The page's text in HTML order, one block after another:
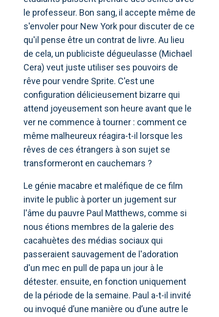
le professeur. Bon sang, il accepte même de
s'envoler pour New York pour discuter de ce
qu'il pense être un contrat de livre. Au lieu
de cela, un publiciste dégueulasse (Michael
Cera) veut juste utiliser ses pouvoirs de
rêve pour vendre Sprite. C'est une
configuration délicieusement bizarre qui
attend joyeusement son heure avant que le
ver ne commence à tourner : comment ce
même malheureux réagira-t-il lorsque les
rêves de ces étrangers à son sujet se
transformeront en cauchemars ?
Le génie macabre et maléfique de ce film
invite le public à porter un jugement sur
l'âme du pauvre Paul Matthews, comme si
nous étions membres de la galerie des
cacahuètes des médias sociaux qui
passeraient sauvagement de l'adoration
d'un mec en pull de papa un jour à le
détester. ensuite, en fonction uniquement
de la période de la semaine. Paul a-t-il invité
ou invoqué d’une manière ou d’une autre le